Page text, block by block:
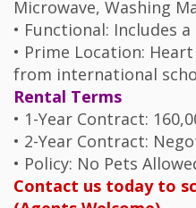
Microwave, Washing
• Functional: Includes
• Prime Location:
from international
Rental Terms
• 1-Year Contract:
• 2-Year Contract:
• Policy: No Pets
Contact us today to